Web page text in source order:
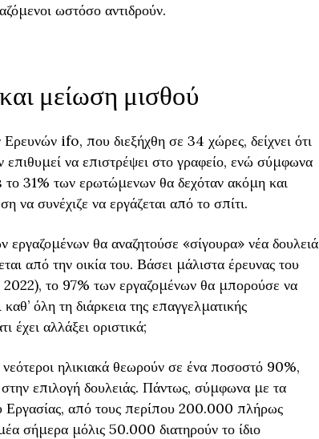
ωστόσο αντιδρούν.
μείωση μισθού
ifo, που διεξήχθη σε 34 χώρες, δείχνει ότι
να επιστρέψει στο γραφείο, ενώ σύμφωνα
31% των ερωτώμενων θα δεχόταν ακόμη και
να συνέχιζε να εργάζεται από το σπίτι.
εργαζομένων θα αναζητούσε «σίγουρα» νέα δουλειά
από την οικία του. Βάσει μάλιστα έρευνας του
το 97% των εργαζομένων θα μπορούσε να
όλη τη διάρκεια της επαγγελματικής
έχει αλλάξει οριστικά;
ηλικιακά θεωρούν σε ένα ποσοστό 90%,
επιλογή δουλειάς. Πάντως, σύμφωνα με τα
Εργασίας, από τους περίπου 200.000 πλήρως
σήμερα μόλις 50.000 διατηρούν το ίδιο